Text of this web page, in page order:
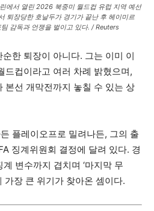
에서 열린 2026 북중미 월드컵 유럽 지역 예선
퇴장당한 호날두가 경기가 끝난 후 헤이미르
감독과 언쟁을 벌이고 있다. / Reuters
한 퇴장이 아니다. 그는 이미 이
드컵이라고 여러 차례 밝혔으며,
본선 개막전까지 놓칠 수 있는 상
플레이오프로 밀려나든, 그의 출
징계위원회 결정에 달려 있다. 경
변수까지 겹치며 ‘마지막 무
가장 큰 위기가 찾아온 셈이다.